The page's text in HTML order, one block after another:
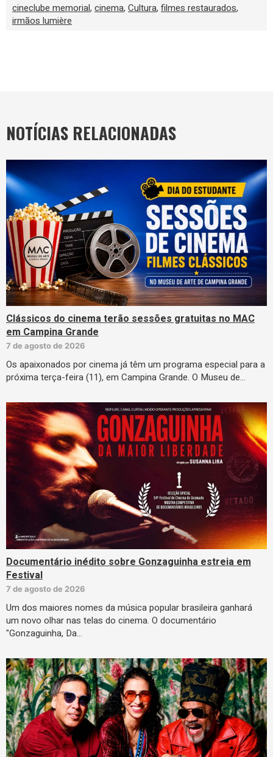
cineclube memorial, cinema, Cultura, filmes restaurados,
irmãos lumière
NOTÍCIAS RELACIONADAS
Clássicos do cinema terão sessões gratuitas no MAC
em Campina Grande
7 de agosto de 2026
Os apaixonados por cinema já têm um programa especial para a
próxima terça-feira (11), em Campina Grande. O Museu de…
Documentário inédito sobre Gonzaguinha estreia em
Festival
7 de agosto de 2026
Um dos maiores nomes da música popular brasileira ganhará
um novo olhar nas telas do cinema. O documentário
"Gonzaguinha, Da…